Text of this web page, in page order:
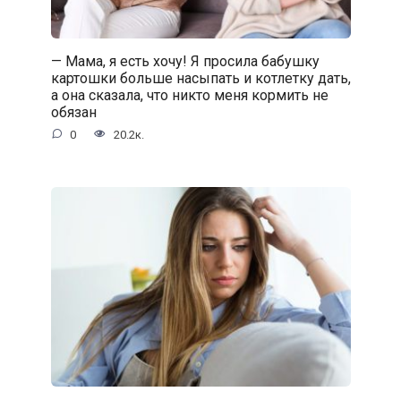
— Мама, я есть хочу! Я просила бабушку
картошки больше насыпать и котлетку дать,
а она сказала, что никто меня кормить не
обязан
0 20.2к.